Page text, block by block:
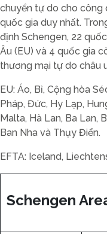
chuyển tự do cho công
quốc gia duy nhất.
định Schengen, 22
Âu (EU) và 4 quốc gia
thương mại tự do châu
EU: Áo, Bỉ, Cộng hòa
Pháp, Đức, Hy Lạp,
Malta, Hà Lan, Ba Lan,
Ban Nha và Thụy Điển.
EFTA: Iceland,
Schengen